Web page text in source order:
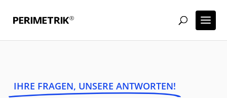
IHRE FRAGEN, UNSERE ANTWORTEN!